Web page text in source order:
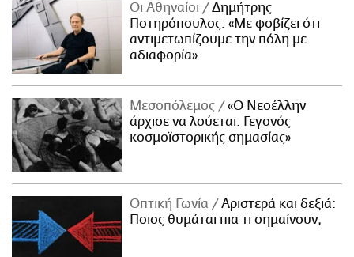
Οι Αθηναίοι
Δημήτρης
Ποτηρόπουλος: «Με φοβίζει ότι
αντιμετωπίζουμε την πόλη με
αδιαφορία»
Μεσοπόλεμος
«Ο Νεοέλλην
άρχισε να λούεται. Γεγονός
κοσμοϊστορικής σημασίας»
Οπτική Γωνία
Αριστερά και δεξιά:
Ποιος θυμάται πια τι σημαίνουν;